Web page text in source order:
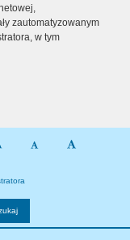
zautomatyzowanym
w tym